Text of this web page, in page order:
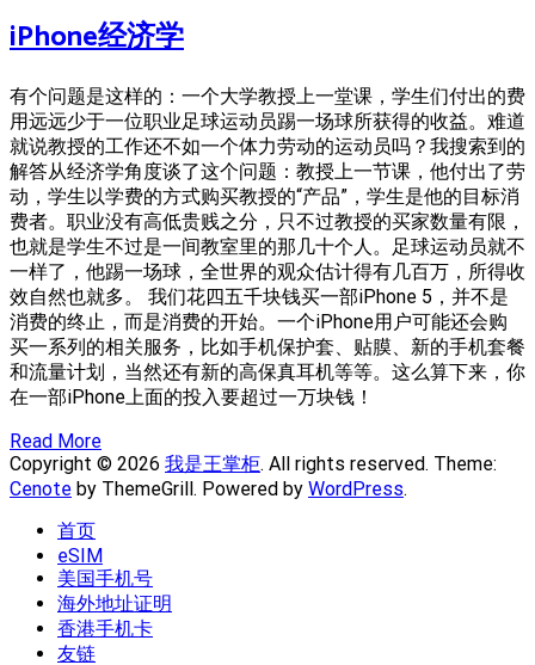
iPhone经济学
有个问题是这样的：一个大学教授上一堂课，学生们付出的费
用远远少于一位职业足球运动员踢一场球所获得的收益。难道
就说教授的工作还不如一个体力劳动的运动员吗？我搜索到的
解答从经济学角度谈了这个问题：教授上一节课，他付出了劳
动，学生以学费的方式购买教授的“产品”，学生是他的目标消
费者。职业没有高低贵贱之分，只不过教授的买家数量有限，
也就是学生不过是一间教室里的那几十个人。足球运动员就不
一样了，他踢一场球，全世界的观众估计得有几百万，所得收
效自然也就多。 我们花四五千块钱买一部iPhone 5，并不是
消费的终止，而是消费的开始。一个iPhone用户可能还会购
买一系列的相关服务，比如手机保护套、贴膜、新的手机套餐
和流量计划，当然还有新的高保真耳机等等。这么算下来，你
在一部iPhone上面的投入要超过一万块钱！
Read More
Copyright © 2026 我是王掌柜. All rights reserved. Theme:
Cenote by ThemeGrill. Powered by WordPress.
首页
eSIM
美国手机号
海外地址证明
香港手机卡
友链